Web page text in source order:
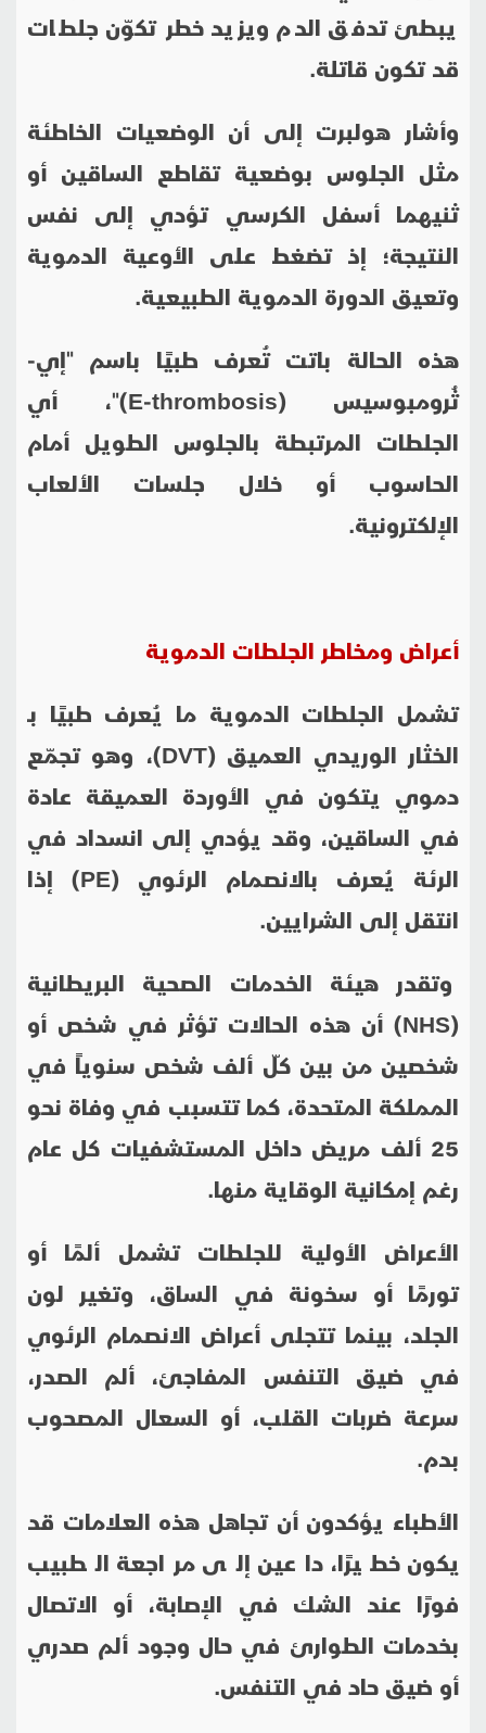
يبطئ تدفق الدم ويزيد خطر تكوّن جلطات
قد تكون قاتلة.
وأشار هولبرت إلى أن الوضعيات الخاطئة
مثل الجلوس بوضعية تقاطع الساقين أو
ثنيهما أسفل الكرسي تؤدي إلى نفس
النتيجة؛ إذ تضغط على الأوعية الدموية
وتعيق الدورة الدموية الطبيعية.
هذه الحالة باتت تُعرف طبيًا باسم "إي-
ثُرومبوسيس (E-thrombosis)"، أي
الجلطات المرتبطة بالجلوس الطويل أمام
الحاسوب أو خلال جلسات الألعاب
الإلكترونية.
أعراض ومخاطر الجلطات الدموية
تشمل الجلطات الدموية ما يُعرف طبيًا بـ
الخثار الوريدي العميق (DVT)، وهو تجمّع
دموي يتكون في الأوردة العميقة عادة
في الساقين، وقد يؤدي إلى انسداد في
الرئة يُعرف بالانصمام الرئوي (PE) إذا
انتقل إلى الشرايين.
وتقدر هيئة الخدمات الصحية البريطانية
(
NHS) أن هذه الحالات تؤثر في شخص أو
شخصين من بين كلّ ألف شخص سنوياً في
المملكة المتحدة، كما تتسبب في وفاة نحو
25 ألف مريض داخل المستشفيات كل عام
رغم إمكانية الوقاية منها.
الأعراض الأولية للجلطات تشمل ألمًا أو
تورمًا أو سخونة في الساق، وتغير لون
الجلد، بينما تتجلى أعراض الانصمام الرئوي
في ضيق التنفس المفاجئ، ألم الصدر،
سرعة ضربات القلب، أو السعال المصحوب
بدم.
الأطباء يؤكدون أن تجاهل هذه العلامات قد
يكون خطيرًا، داعين إلى مراجعة الطبيب
فورًا عند الشك في الإصابة، أو الاتصال
بخدمات الطوارئ في حال وجود ألم صدري
أو ضيق حاد في التنفس.